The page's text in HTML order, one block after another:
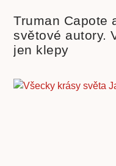
Truman Capote
světové autory.
jen klepy